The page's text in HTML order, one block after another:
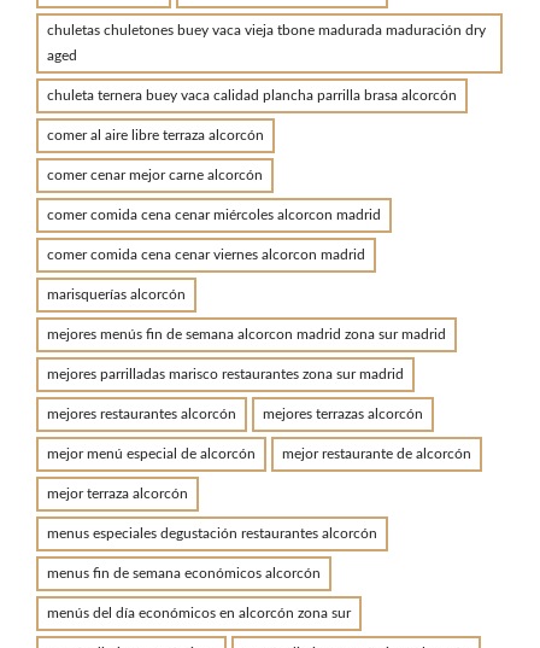
chuletas chuletones buey vaca vieja tbone madurada maduración dry
aged
chuleta ternera buey vaca calidad plancha parrilla brasa alcorcón
comer al aire libre terraza alcorcón
comer cenar mejor carne alcorcón
comer comida cena cenar miércoles alcorcon madrid
comer comida cena cenar viernes alcorcon madrid
marisquerías alcorcón
mejores menús fin de semana alcorcon madrid zona sur madrid
mejores parrilladas marisco restaurantes zona sur madrid
mejores restaurantes alcorcón mejores terrazas alcorcón
mejor menú especial de alcorcón mejor restaurante de alcorcón
mejor terraza alcorcón
menus especiales degustación restaurantes alcorcón
menus fin de semana económicos alcorcón
menús del día económicos en alcorcón zona sur